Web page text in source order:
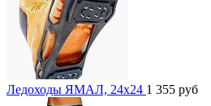
Ледоходы ЯМАЛ, 24x24 1 355 руб